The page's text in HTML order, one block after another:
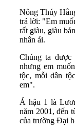
Nông Thúy
trả lời: "Em
rất giàu, giàu
nhân ái.
Chúng ta được
nhưng em
tộc, mỗi dân
em".
Á hậu 1 là
năm 2001, đến
của trường Đại